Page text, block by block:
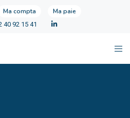
Ma compta Ma paie
40 92 15 41